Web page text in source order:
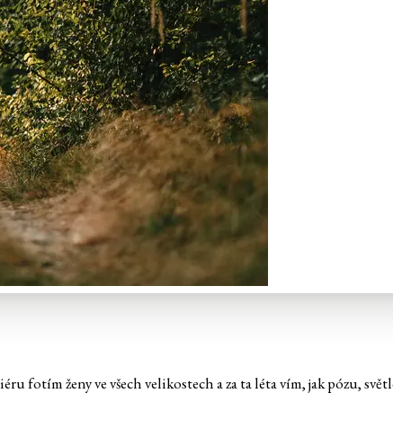
fotím ženy ve všech velikostech a za ta léta vím, jak pózu,